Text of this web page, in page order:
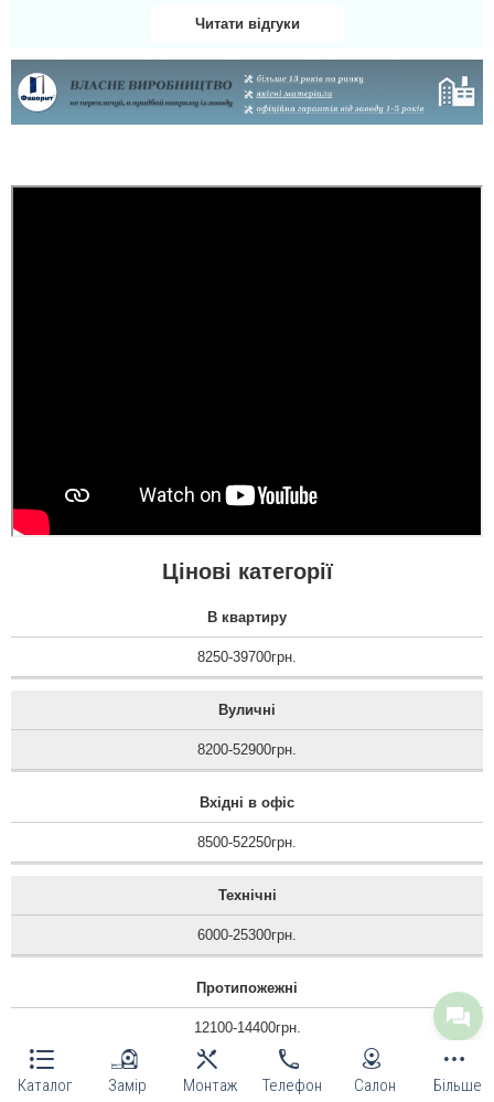
Каталог Замір Монтаж Телефон Салон Більше
Андрій
Якщо плануєте
замовляти перевізником,
то всі проблеми з
підкаже що робити як
дверях і за самі двері.
Ну якість просто клас,
двері просто клас, я
приємно здивована.
Дякую...
Читати відгуки
Цінові категорії
В квартиру
8250-39700грн.
Вуличні
8200-52900грн.
Вхідні в офіс
8500-52250грн.
Технічні
6000-25300грн.
Протипожежні
12100-14400грн.
Тамбурні